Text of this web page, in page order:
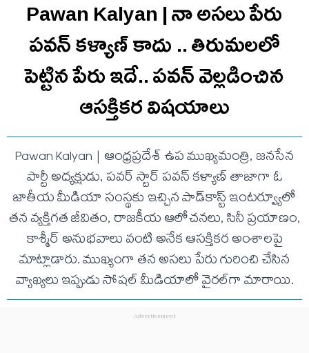
Pawan Kalyan | నా అసలు పేరు
పవన్ కళ్యాణ్ కాదు .. తిరుమలలో
పెట్టిన పేరు ఇదే.. ప‌వ‌న్ వెల్లడించిన
ఆస‌క్తిక‌ర విష‌యాలు
Pawan Kalyan | ఆంధ్రప్రదేశ్ ఉప ముఖ్యమంత్రి, జనసేన
పార్టీ అధ్యక్షుడు, పవర్ స్టార్ పవన్ కళ్యాణ్ తాజాగా ఓ
జాతీయ మీడియా సంస్థకు ఇచ్చిన పాడ్‌కాస్ట్ ఇంటర్వ్యూలో
తన వ్యక్తిగత జీవితం, రాజకీయ ఆలోచనలు, సినీ ప్రయాణం,
కాశ్మీర్ అనుభవాలు వంటి అనేక ఆసక్తికర అంశాలపై
మాట్లాడారు. ముఖ్యంగా తన అసలు పేరు గురించి చేసిన
వ్యాఖ్యలు ఇప్పుడు సోషల్ మీడియాలో వైరల్‌గా మారాయి.